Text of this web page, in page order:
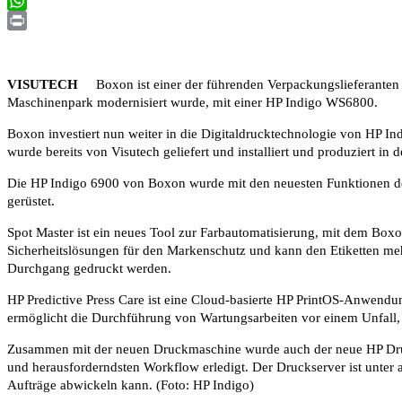
WhatsApp
VISUTECH
Boxon ist einer der führenden
Maschinenpark modernisiert wurde, mit einer HP Indigo WS6800.
Boxon investiert nun weiter in die Digitaldrucktechnologie von HP
wurde bereits von Visutech geliefert und installiert und produziert in
Die HP Indigo 6900 von Boxon wurde mit den neuesten Funktionen
gerüstet.
Spot Master ist ein neues Tool zur Farbautomatisierung, mit dem
Sicherheitslösungen für den Markenschutz und kann den Etiketten
Durchgang gedruckt werden.
HP Predictive Press Care ist eine Cloud-basierte HP PrintOS-
ermöglicht die Durchführung von Wartungsarbeiten vor einem
Zusammen mit der neuen Druckmaschine wurde auch der neue HP
und herausforderndsten Workflow erledigt. Der Druckserver ist
Aufträge abwickeln kann. (Foto: HP Indigo)